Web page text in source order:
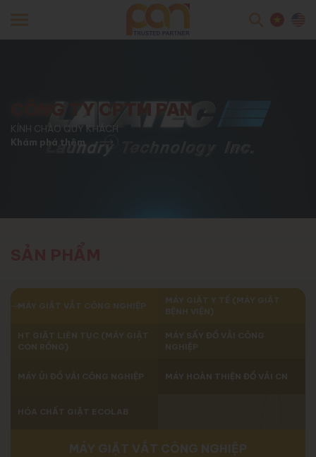
CÔNG TY CPTM PAN
KÍNH CHÀO QUÝ KHÁCH
Khám phá thêm
MÁY GIẶT VẮT CÔNG NGHIỆP
MÁY GIẶT VẮT CÔNG NGHIỆP
MÁY GIẶT Y TẾ (MÁY GIẶT
BỆNH VIỆN)
HT GIẶT LIÊN TỤC (MÁY GIẶT
CON RỒNG)
MÁY SẤY ĐỒ VẢI CÔNG
NGHIỆP
MÁY ỦI ĐỒ VẢI CÔNG NGHIỆP MÁY HOÀN THIỆN ĐỒ VẢI CN
HÓA CHẤT GIẶT ECOLAB